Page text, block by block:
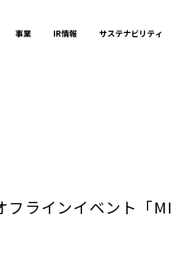
事業 IR情報 サステナビリティ
ラインイベント「